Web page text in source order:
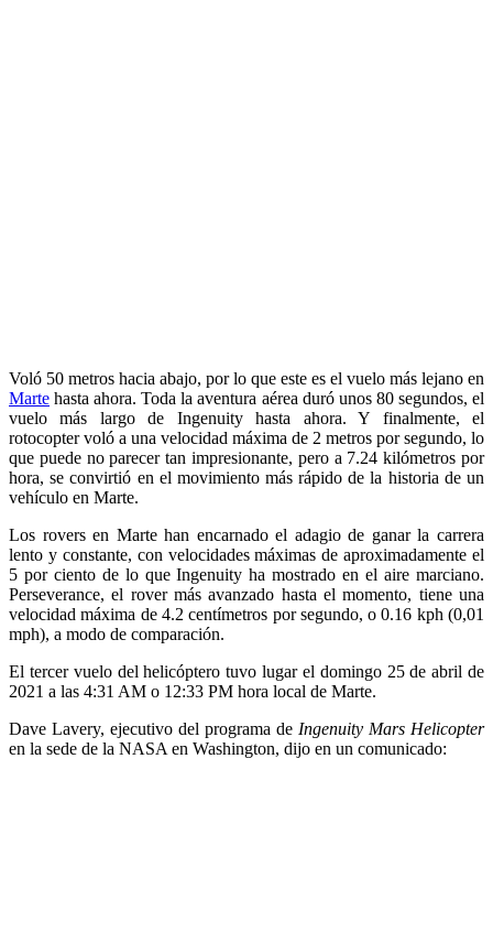
Voló 50 metros hacia abajo, por lo que este es el vuelo más lejano en
Marte hasta ahora. Toda la aventura aérea duró unos 80 segundos, el
vuelo más largo de Ingenuity hasta ahora. Y finalmente, el
rotocopter voló a una velocidad máxima de 2 metros por segundo, lo
que puede no parecer tan impresionante, pero a 7.24 kilómetros por
hora, se convirtió en el movimiento más rápido de la historia de un
vehículo en Marte.
Los rovers en Marte han encarnado el adagio de ganar la carrera
lento y constante, con velocidades máximas de aproximadamente el
5 por ciento de lo que Ingenuity ha mostrado en el aire marciano.
Perseverance, el rover más avanzado hasta el momento, tiene una
velocidad máxima de 4.2 centímetros por segundo, o 0.16 kph (0,01
mph), a modo de comparación.
El tercer vuelo del helicóptero tuvo lugar el domingo 25 de abril de
2021 a las 4:31 AM o 12:33 PM hora local de Marte.
Dave Lavery, ejecutivo del programa de Ingenuity Mars Helicopter
en la sede de la NASA en Washington, dijo en un comunicado: